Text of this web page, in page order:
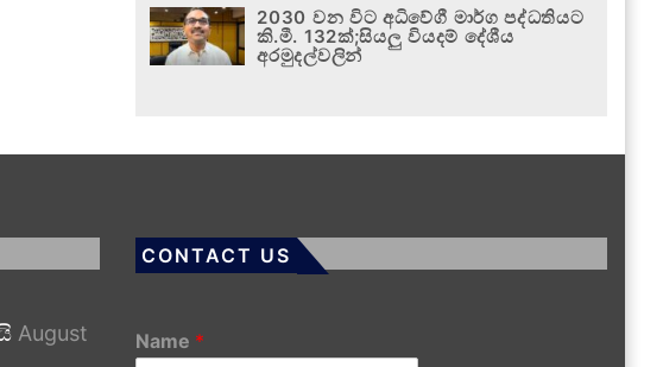
2030 වන විට අධිවේගී මාර්ග පද්ධතියට
කි.මී. 132ක්;සියලු වියදම් දේශීය
අරමුදල්වලින්
August
CONTACT US
Name *